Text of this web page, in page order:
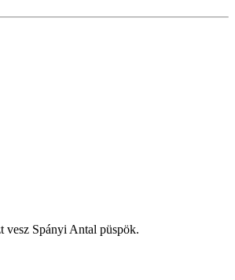
vesz Spányi Antal püspök.